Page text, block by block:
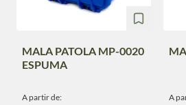
MALA PATOLA MP-0020
ESPUMA
A partir de: A